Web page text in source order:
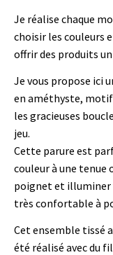
Je réalise chaque
choisir les couleurs
offrir des produits
Je vous propose ici
en améthyste, motif
les gracieuses
jeu.
Cette parure est
couleur à une
poignet et illuminer
très confortable à
Cet ensemble tissé
été réalisé avec du